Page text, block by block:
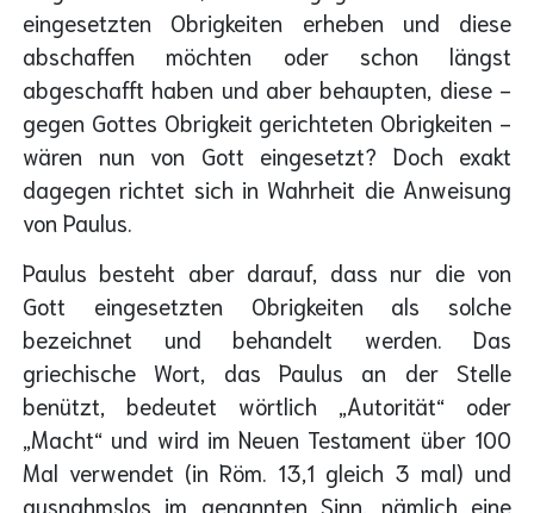
eingesetzten Obrigkeiten erheben und diese
abschaffen möchten oder schon längst
abgeschafft haben und aber behaupten, diese -
gegen Gottes Obrigkeit gerichteten Obrigkeiten -
wären nun von Gott eingesetzt? Doch exakt
dagegen richtet sich in Wahrheit die Anweisung
von Paulus.
Paulus besteht aber darauf, dass nur die von
Gott eingesetzten Obrigkeiten als solche
bezeichnet und behandelt werden. Das
griechische Wort, das Paulus an der Stelle
benützt, bedeutet wörtlich „Autorität“ oder
„Macht“ und wird im Neuen Testament über 100
Mal verwendet (in Röm. 13,1 gleich 3 mal) und
ausnahmslos im genannten Sinn, nämlich eine